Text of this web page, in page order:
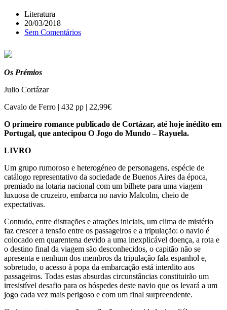
Literatura
20/03/2018
Sem Comentários
Os Prémios
Julio Cortázar
Cavalo de Ferro | 432 pp | 22,99€
O primeiro romance publicado de Cortázar, até hoje inédito em
Portugal, que antecipou O Jogo do Mundo – Rayuela.
LIVRO
Um grupo rumoroso e heterogéneo de personagens, espécie de
catálogo representativo da sociedade de Buenos Aires da época,
premiado na lotaria nacional com um bilhete para uma viagem
luxuosa de cruzeiro, embarca no navio Malcolm, cheio de
expectativas.
Contudo, entre distrações e atrações iniciais, um clima de mistério
faz crescer a tensão entre os passageiros e a tripulação: o navio é
colocado em quarentena devido a uma inexplicável doença, a rota e
o destino final da viagem são desconhecidos, o capitão não se
apresenta e nenhum dos membros da tripulação fala espanhol e,
sobretudo, o acesso à popa da embarcação está interdito aos
passageiros. Todas estas absurdas circunstâncias constituirão um
irresistível desafio para os hóspedes deste navio que os levará a um
jogo cada vez mais perigoso e com um final surpreendente.